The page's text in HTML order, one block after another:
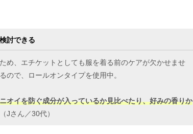
討できる
め、エチケットとしても服を着る前のケアが欠かせませ
ので、ロールオンタイプを使用中。
オイを防ぐ成分が入っているか見比べたり、好みの香りか
Jさん／30代）